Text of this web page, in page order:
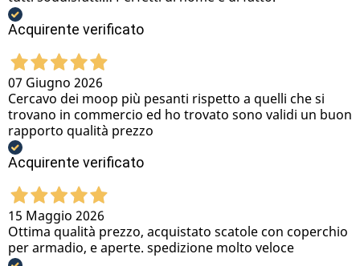
Acquirente verificato
07 Giugno 2026
Cercavo dei moop più pesanti rispetto a quelli che si
trovano in commercio ed ho trovato sono validi un buon
rapporto qualità prezzo
Acquirente verificato
15 Maggio 2026
Ottima qualità prezzo, acquistato scatole con coperchio
per armadio, e aperte. spedizione molto veloce